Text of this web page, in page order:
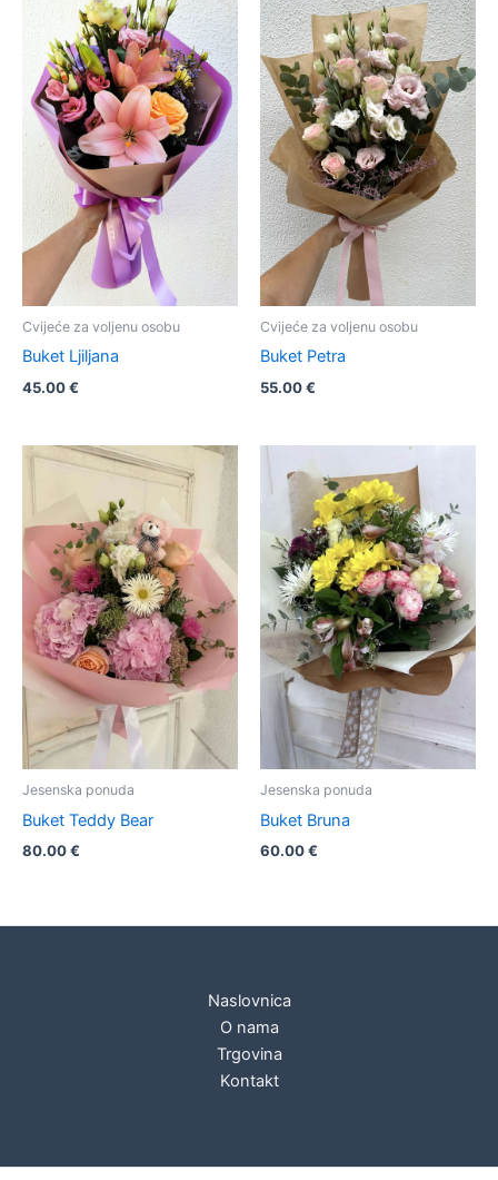
Cvijeće za voljenu osobu
Buket Ljiljana
45.00€
Cvijeće za voljenu osobu
Buket Petra
55.00€
Jesenska ponuda
Buket Teddy Bear
80.00€
Jesenska ponuda
Buket Bruna
60.00€
Naslovnica
O nama
Trgovina
Kontakt